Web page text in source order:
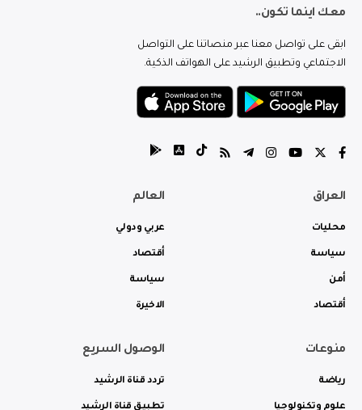
معك اينما تكون..
ابقى على تواصل معنا عبر منصاتنا على التواصل
الاجتماعي وتطبيق الرشيد على الهواتف الذكية.
العراق
محليات
سياسة
أمن
أقتصاد
العالم
عربي ودولي
أقتصاد
سياسة
الاخيرة
منوعات
رياضة
علوم وتكنولوجيا
الوصول السريع
تردد قناة الرشيد
تطبيق قناة الرشيد